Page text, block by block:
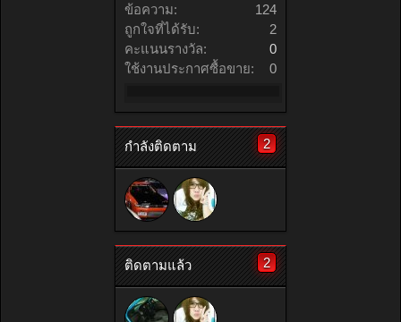
ข้อความ:
124
ถูกใจที่ได้รับ:
2
คะแนนรางวัล:
0
ใช้งานประกาศซื้อขาย:
0
กำลังติดตาม 2
ติดตามแล้ว 2